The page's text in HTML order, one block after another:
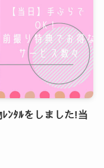
ﾝﾀﾙをしました!当